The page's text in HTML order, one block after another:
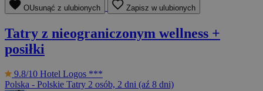
OUsunąć z ulubionych Zapisz w ulubionych
Tatry z nieograniczonym wellness +
posiłki
9.8/10 Hotel Logos ***
Polska - Polskie Tatry 2 osób, 2 dni (aź 8 dni)